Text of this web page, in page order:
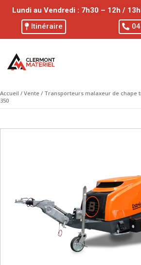
Lundi au Vendredi : 7h30 – 12h /
Itinéraire
Accueil / Vente / Transporteurs malaxeur de chape
350